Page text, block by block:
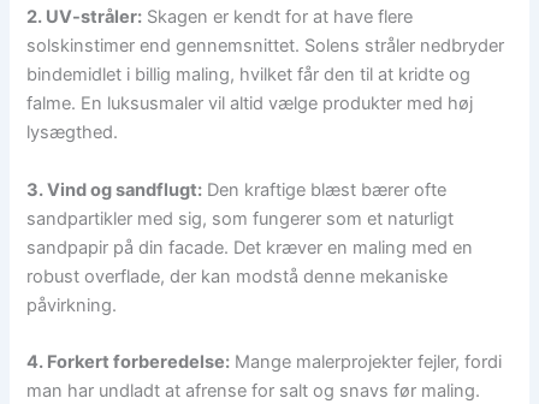
2. UV-stråler: Skagen er kendt for at have flere
solskinstimer end gennemsnittet. Solens stråler nedbryder
bindemidlet i billig maling, hvilket får den til at kridte og
falme. En luksusmaler vil altid vælge produkter med høj
lysægthed.
3. Vind og sandflugt: Den kraftige blæst bærer ofte
sandpartikler med sig, som fungerer som et naturligt
sandpapir på din facade. Det kræver en maling med en
robust overflade, der kan modstå denne mekaniske
påvirkning.
4. Forkert forberedelse: Mange malerprojekter fejler, fordi
man har undladt at afrense for salt og snavs før maling.